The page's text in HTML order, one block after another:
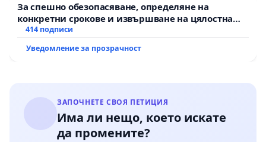
За спешно обезопасяване, определяне на
конкретни срокове и извършване на цялостна
рехабилитация на републиканския път между
Мирово - к.к. Момин проход
414 подписи
Уведомление за прозрачност
ЗАПОЧНЕТЕ СВОЯ ПЕТИЦИЯ
Има ли нещо, което искате
да промените?